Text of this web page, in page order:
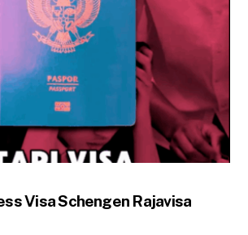
Visa Schengen Rajavisa